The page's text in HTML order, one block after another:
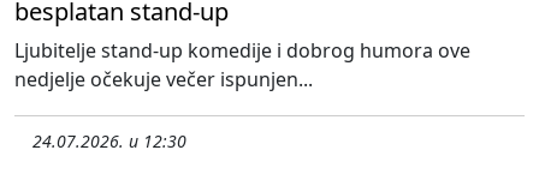
besplatan stand-up
Ljubitelje stand-up komedije i dobrog humora ove
nedjelje očekuje večer ispunjen...
24.07.2026. u 12:30